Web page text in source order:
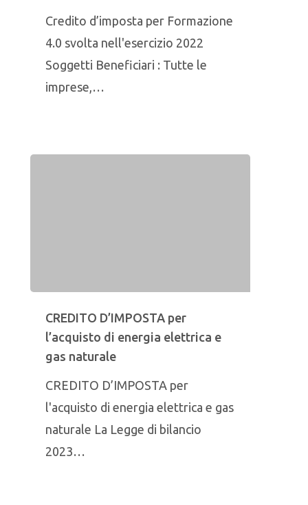
Credito d’imposta per Formazione
4.0 svolta nell'esercizio 2022
Soggetti Beneficiari : Tutte le
imprese,…
CREDITO D’IMPOSTA per
l’acquisto di energia elettrica e
gas naturale
CREDITO D’IMPOSTA per
l'acquisto di energia elettrica e gas
naturale La Legge di bilancio
2023…